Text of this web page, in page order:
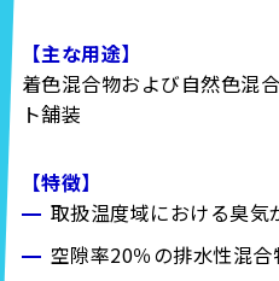
【主な用途】
着色混合物および自然色混
ト舗装
【特徴】
取扱温度域における臭気
空隙率20％の排水性混合